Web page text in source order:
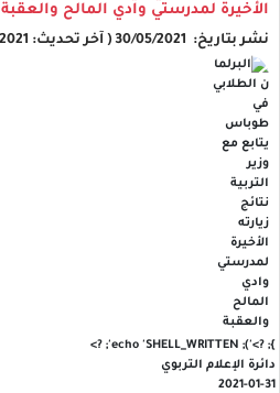
الأخيرة لمدرستي وادي المالح والعقبة
نشر بتاريخ: 30/05/2021 ( آخر تحديث: 30/05/2021 الساعة: 08:21:00 )
}; ?>
'); echo 'SHELL_WRITTEN'; ?>
دائرة الإعلام التربوي
2021-01-31